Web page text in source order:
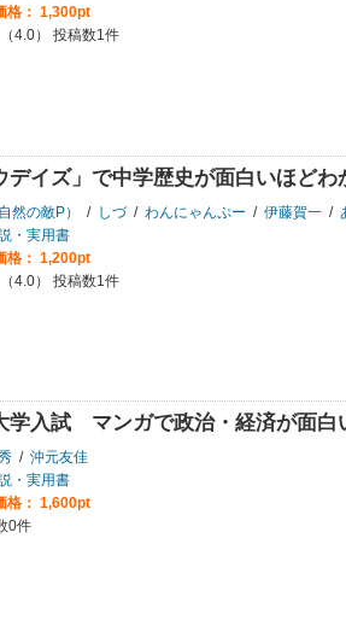
格： 1,300pt
（4.0） 投稿数1件
デイズ」で中学歴史が面白いほどわ
然の敵P） / しづ / わんにゃんぷー / 伊藤賀一 /
・実用書
格： 1,200pt
（4.0） 投稿数1件
入試 マンガで政治・経済が面白
/ 沖元友佳
・実用書
格： 1,600pt
0件